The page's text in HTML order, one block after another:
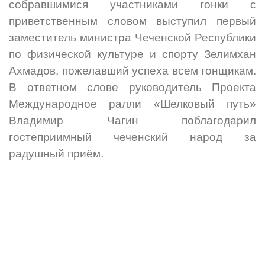
собравшимися участниками гонки с
приветственным словом выступил первый
заместитель министра Чеченской Республики
по физической культуре и спорту Зелимхан
Ахмадов, пожелавший успеха всем гонщикам.
В ответном слове руководитель Проекта
Международное ралли «Шелковый путь»
Владимир Чагин поблагодарил
гостеприимный чеченский народ за
радушный приём.